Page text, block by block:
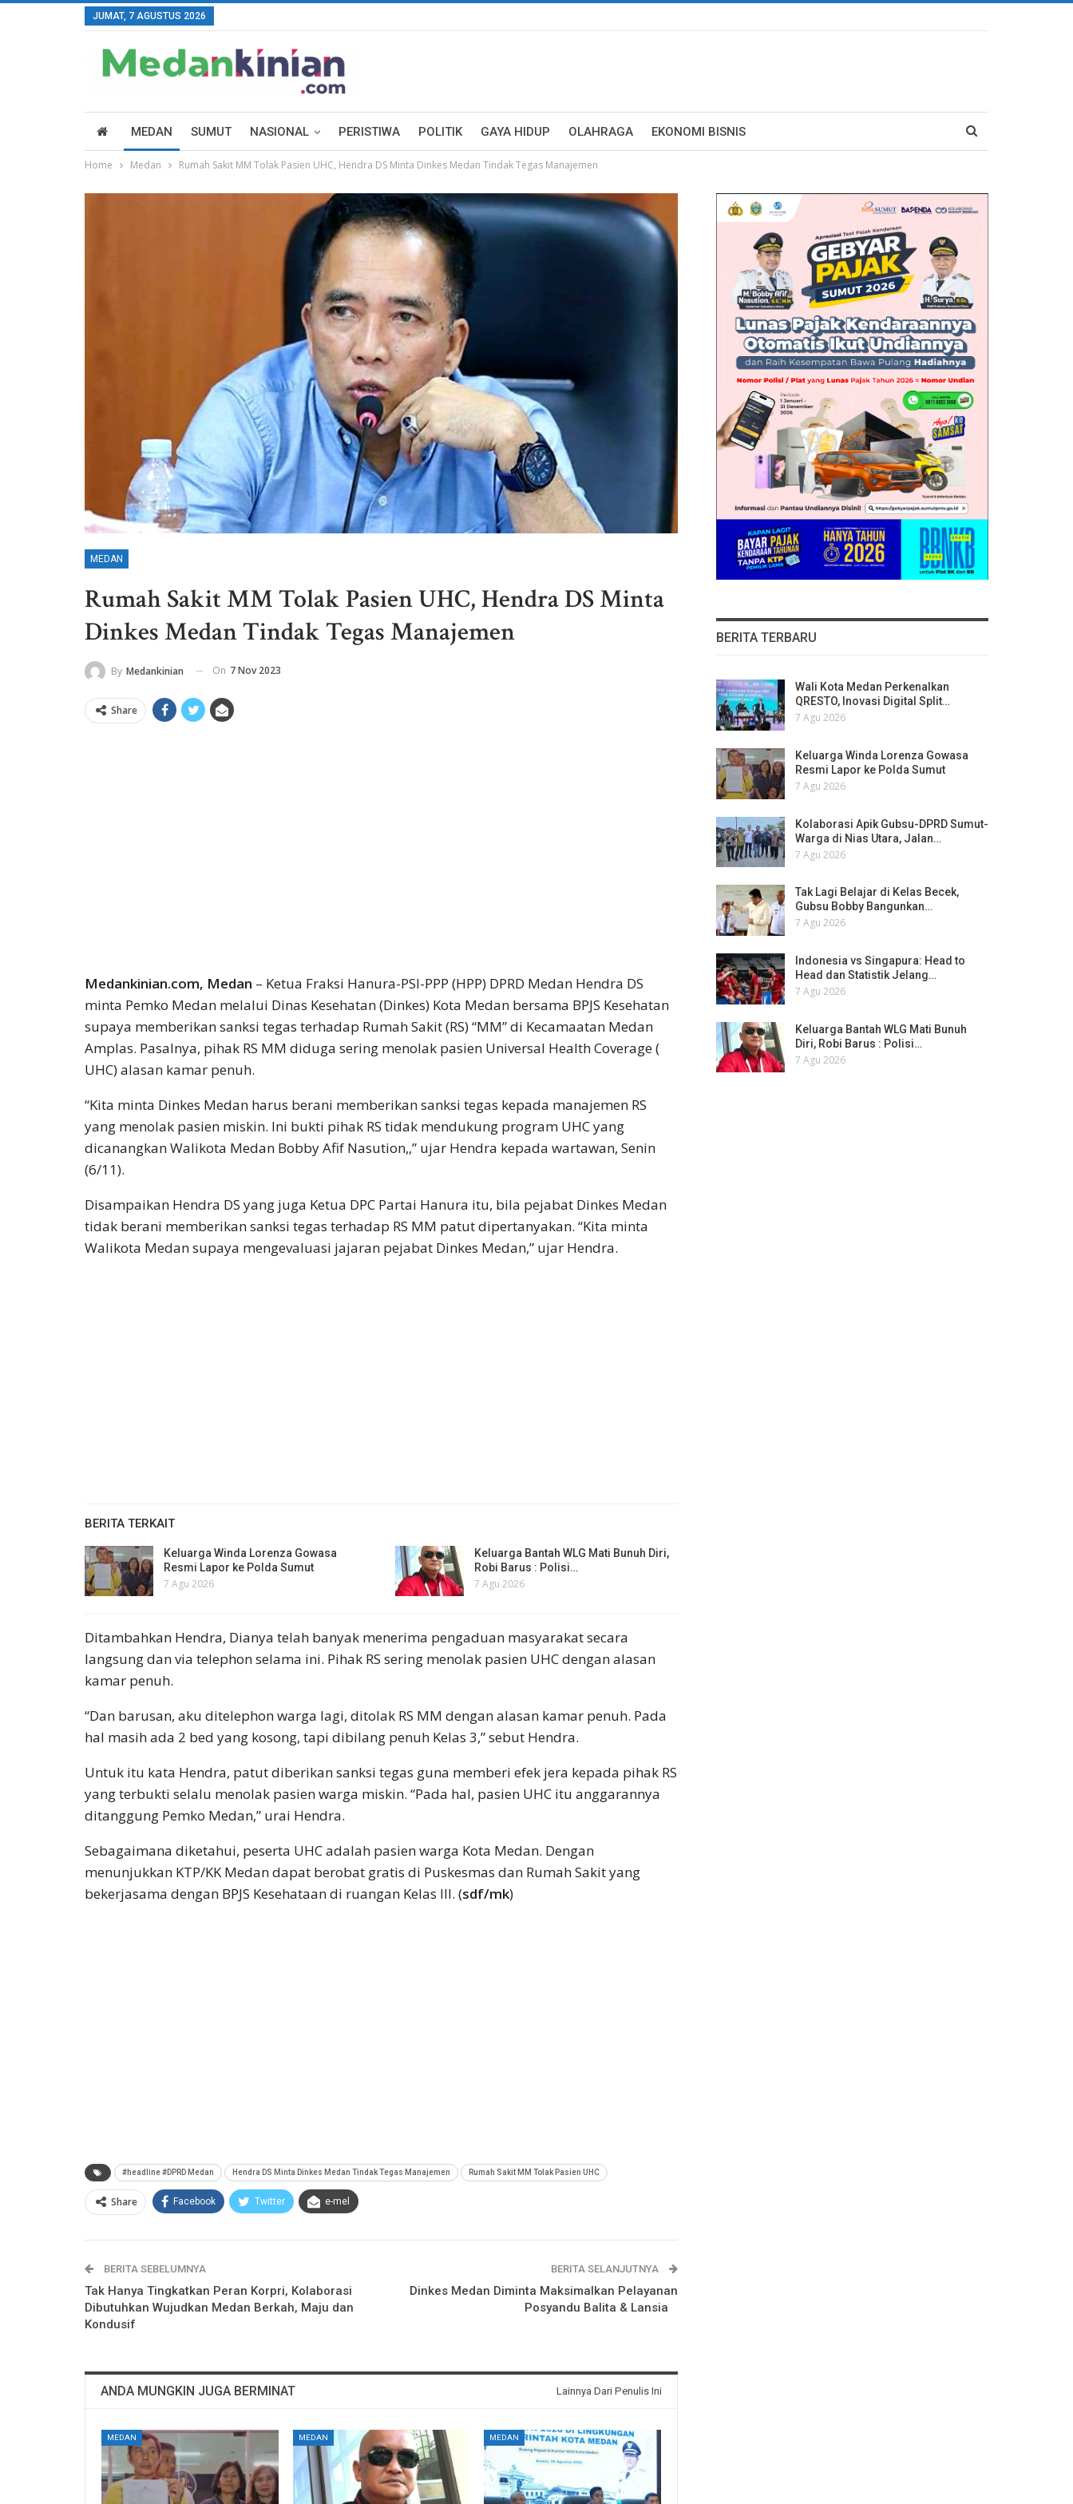
JUMAT, 7 AGUSTUS 2026
MEDAN SUMUT NASIONAL PERISTIWA POLITIK GAYA HIDUP OLAHRAGA EKONOMI BISNIS
Home Medan Rumah Sakit MM Tolak Pasien UHC, Hendra DS Minta Dinkes Medan Tindak Tegas Manajemen
MEDAN
Rumah Sakit MM Tolak Pasien UHC, Hendra DS Minta
Dinkes Medan Tindak Tegas Manajemen
By Medankinian On 7 Nov 2023
Share
Medankinian.com, Medan – Ketua Fraksi Hanura-PSI-PPP (HPP) DPRD Medan Hendra DS
minta Pemko Medan melalui Dinas Kesehatan (Dinkes) Kota Medan bersama BPJS Kesehatan
supaya memberikan sanksi tegas terhadap Rumah Sakit (RS) “MM” di Kecamaatan Medan
Amplas. Pasalnya, pihak RS MM diduga sering menolak pasien Universal Health Coverage (
UHC) alasan kamar penuh.
“Kita minta Dinkes Medan harus berani memberikan sanksi tegas kepada manajemen RS
yang menolak pasien miskin. Ini bukti pihak RS tidak mendukung program UHC yang
dicanangkan Walikota Medan Bobby Afif Nasution,,” ujar Hendra kepada wartawan, Senin
(6/11).
Disampaikan Hendra DS yang juga Ketua DPC Partai Hanura itu, bila pejabat Dinkes Medan
tidak berani memberikan sanksi tegas terhadap RS MM patut dipertanyakan. “Kita minta
Walikota Medan supaya mengevaluasi jajaran pejabat Dinkes Medan,” ujar Hendra.
BERITA TERKAIT
Keluarga Winda Lorenza Gowasa
Resmi Lapor ke Polda Sumut
7 Agu 2026
Keluarga Bantah WLG Mati Bunuh Diri,
Robi Barus : Polisi…
7 Agu 2026
Ditambahkan Hendra, Dianya telah banyak menerima pengaduan masyarakat secara
langsung dan via telephon selama ini. Pihak RS sering menolak pasien UHC dengan alasan
kamar penuh.
“Dan barusan, aku ditelephon warga lagi, ditolak RS MM dengan alasan kamar penuh. Pada
hal masih ada 2 bed yang kosong, tapi dibilang penuh Kelas 3,” sebut Hendra.
Untuk itu kata Hendra, patut diberikan sanksi tegas guna memberi efek jera kepada pihak RS
yang terbukti selalu menolak pasien warga miskin. “Pada hal, pasien UHC itu anggarannya
ditanggung Pemko Medan,” urai Hendra.
Sebagaimana diketahui, peserta UHC adalah pasien warga Kota Medan. Dengan
menunjukkan KTP/KK Medan dapat berobat gratis di Puskesmas dan Rumah Sakit yang
bekerjasama dengan BPJS Kesehataan di ruangan Kelas III. (sdf/mk)
#headline #DPRD Medan Hendra DS Minta Dinkes Medan Tindak Tegas Manajemen Rumah Sakit MM Tolak Pasien UHC
Share Facebook Twitter e-mel
BERITA SEBELUMNYA
Tak Hanya Tingkatkan Peran Korpri, Kolaborasi
Dibutuhkan Wujudkan Medan Berkah, Maju dan
Kondusif
BERITA SELANJUTNYA
Dinkes Medan Diminta Maksimalkan Pelayanan
Posyandu Balita & Lansia
ANDA MUNGKIN JUGA BERMINAT Lainnya Dari Penulis Ini
MEDAN MEDAN MEDAN
BERITA TERBARU
Wali Kota Medan Perkenalkan
QRESTO, Inovasi Digital Split…
7 Agu 2026
Keluarga Winda Lorenza Gowasa
Resmi Lapor ke Polda Sumut
7 Agu 2026
Kolaborasi Apik Gubsu-DPRD Sumut-
Warga di Nias Utara, Jalan…
7 Agu 2026
Tak Lagi Belajar di Kelas Becek,
Gubsu Bobby Bangunkan…
7 Agu 2026
Indonesia vs Singapura: Head to
Head dan Statistik Jelang…
7 Agu 2026
Keluarga Bantah WLG Mati Bunuh
Diri, Robi Barus : Polisi…
7 Agu 2026